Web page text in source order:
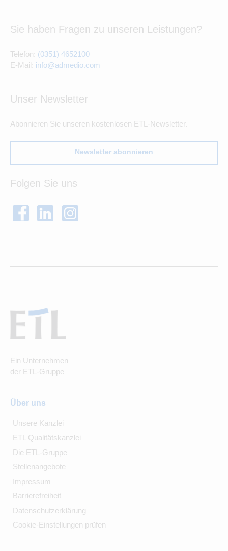
Sie haben Fragen zu unseren Leistungen?
Telefon: (0351) 4652100
E-Mail: info@admedio.com
Unser Newsletter
Abonnieren Sie unseren kostenlosen ETL-Newsletter.
Newsletter abonnieren
Folgen Sie uns
Ein Unternehmen
der ETL-Gruppe
Über uns
Unsere Kanzlei
ETL Qualitätskanzlei
Die ETL-Gruppe
Stellenangebote
Impressum
Barrierefreiheit
Datenschutzerklärung
Cookie-Einstellungen prüfen